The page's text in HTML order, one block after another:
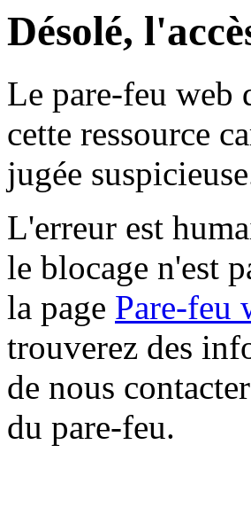
Désolé,
Le pare-feu web
cette ressource
jugée
L'erreur est
le blocage n'est
la page Pare-feu
trouverez des
de nous
du pare-feu.